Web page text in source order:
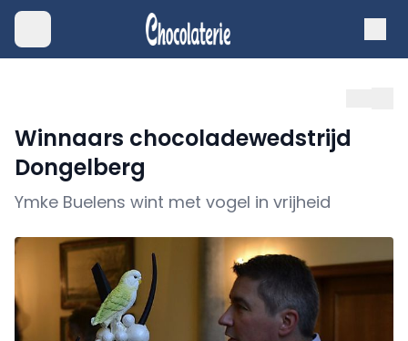
Winnaars chocoladewedstrijd
Dongelberg
Ymke Buelens wint met vogel in vrijheid